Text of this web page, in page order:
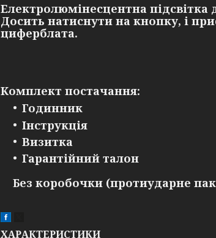
Електролюмінесцентна підсвітка
Досить натиснути на кнопку, і
циферблата.
Комплект постачання:
Годинник
Інструкція
Визитка
Гарантійний талон
Без коробочки (протиударне
ХАРАКТЕРИСТИКИ